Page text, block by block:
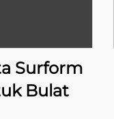
Surform
Bulat